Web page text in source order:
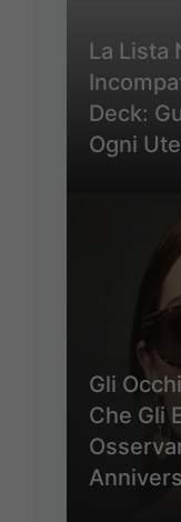
La Lista
Deck:
Ogni
Gli
Che Gli